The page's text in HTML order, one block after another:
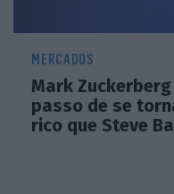
MERCADOS
Mark
passo de se
rico que Steve